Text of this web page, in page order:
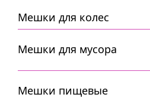
Мешки для колес
Мешки для мусора
Мешки пищевые